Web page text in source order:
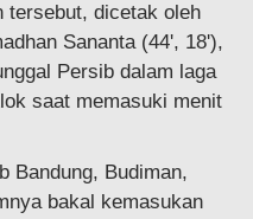
tersebut, dicetak oleh
Sananta (44', 18'),
Persib dalam laga
saat memasuki menit
Bandung, Budiman,
bakal kemasukan